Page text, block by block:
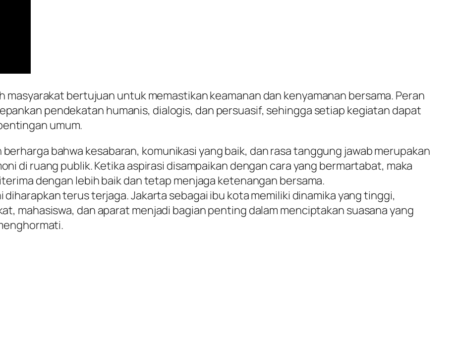
masyarakat bertujuan untuk memastikan keamanan dan kenyamanan bersama. Peran
pendekatan humanis, dialogis, dan persuasif, sehingga setiap kegiatan dapat
umum.
bahwa kesabaran, komunikasi yang baik, dan rasa tanggung jawab merupakan
di ruang publik. Ketika aspirasi disampaikan dengan cara yang bermartabat, maka
dengan lebih baik dan tetap menjaga ketenangan bersama.
diharapkan terus terjaga. Jakarta sebagai ibu kota memiliki dinamika yang tinggi,
mahasiswa, dan aparat menjadi bagian penting dalam menciptakan suasana yang